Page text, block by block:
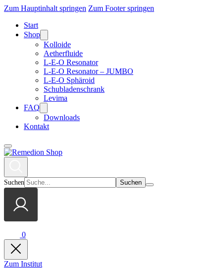
Zum Hauptinhalt springen Zum Footer springen
Start
Shop
Kolloide
Aetherfluide
L-E-O Resonator
L-E-O Resonator – JUMBO
L-E-O Sphäroid
Schubladenschrank
Levima
FAQ
Downloads
Kontakt
Suchen
0
Zum Institut